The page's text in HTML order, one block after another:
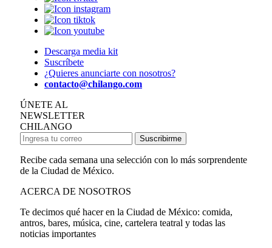
Descarga media kit
Suscríbete
¿Quieres anunciarte con nosotros?
contacto@chilango.com
ÚNETE AL
NEWSLETTER
CHILANGO
Suscribirme
Recibe cada semana una selección con lo más sorprendente
de la Ciudad de México.
ACERCA DE NOSOTROS
Te decimos qué hacer en la Ciudad de México: comida,
antros, bares, música, cine, cartelera teatral y todas las
noticias importantes